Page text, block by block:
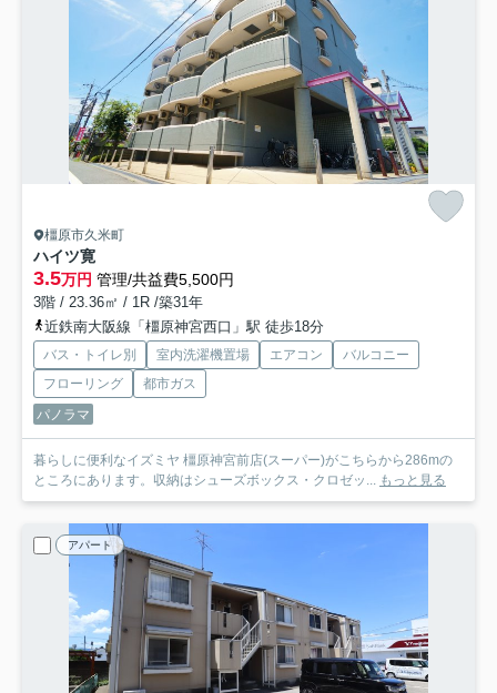
橿原市久米町
ハイツ寛
3.5万円 管理/共益費5,500円
3階 / 23.36㎡ / 1R /築31年
近鉄南大阪線「橿原神宮西口」駅 徒歩18分
バス・トイレ別 室内洗濯機置場 エアコン
バルコニー
フローリング
都市ガス
パノラマ
暮らしに便利なイズミヤ 橿原神宮前店(スーパー)がこちらから286mの
ところにあります。収納はシューズボックス・クロゼッ...
もっと見る
アパート